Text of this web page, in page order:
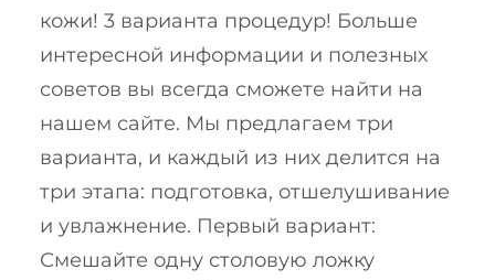
кожи! 3 варианта процедур! Больше
интересной информации и полезных
советов вы всегда сможете найти на
нашем сайте. Мы предлагаем три
варианта, и каждый из них делится на
три этапа: подготовка, отшелушивание
и увлажнение. Первый вариант:
Смешайте одну столовую ложку